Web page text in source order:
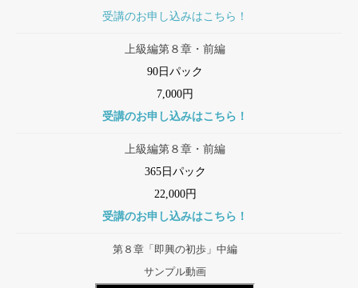
受講のお申し込みはこちら！
上級編第８章・前編
90日パック
7,000円
受講のお申し込みはこちら！
上級編第８章・前編
365日パック
22,000円
受講のお申し込みはこちら！
第８章「即興の初歩」中編
サンプル動画